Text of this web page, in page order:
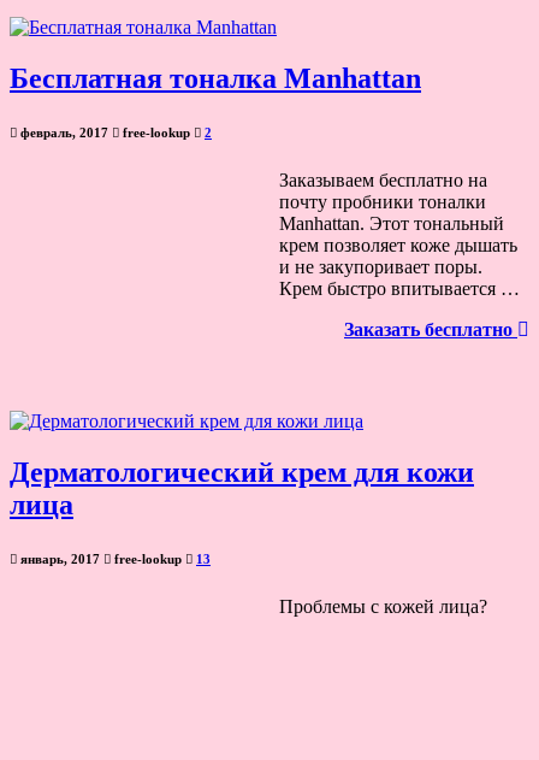
Бесплатная тоналка Manhattan
февраль, 2017 free-lookup 2
Заказываем бесплатно на
почту пробники тоналки
Manhattan. Этот тональный
крем позволяет коже дышать
и не закупоривает поры.
Крем быстро впитывается …
Заказать бесплатно
Дерматологический крем для кожи
лица
январь, 2017 free-lookup 13
Проблемы с кожей лица?